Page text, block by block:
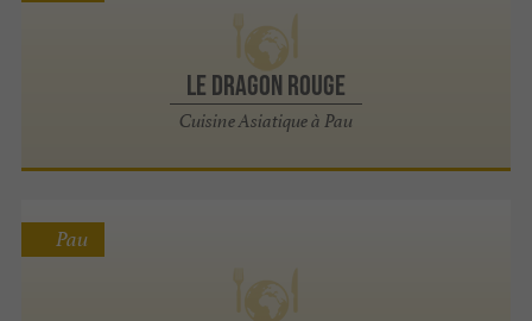
LE DRAGON ROUGE
Cuisine Asiatique à Pau
Pau